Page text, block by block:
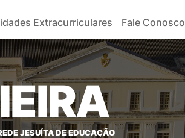
Extracurriculares Fale Conosco
JESUÍTA DE EDUCAÇÃO